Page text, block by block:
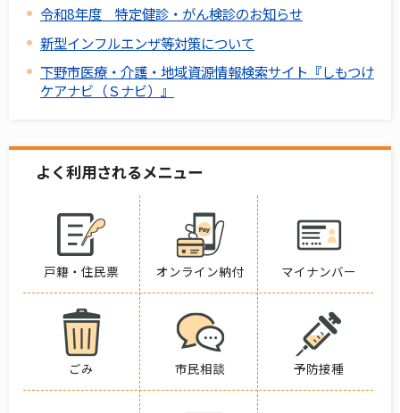
令和8年度 特定健診・がん検診のお知らせ
新型インフルエンザ等対策について
下野市医療・介護・地域資源情報検索サイト『しもつけ
ケアナビ（Ｓナビ）』
よく利用されるメニュー
戸籍・住民票 オンライン納付 マイナンバー
ごみ 市民相談 予防接種